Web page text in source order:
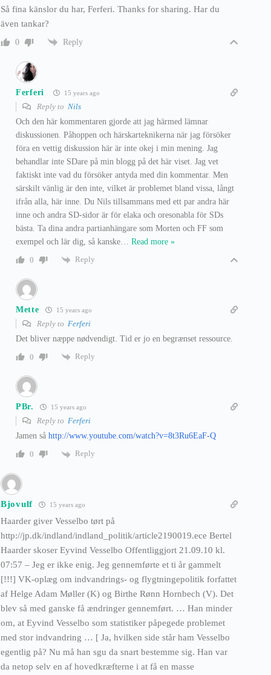
Så fina känslor du har, Ferferi. Thanks for sharing. Har du
även tankar?
0 Reply
Ferferi 15 years ago
Reply to Nils
Och den här kommentaren gjorde att jag härmed lämnar
diskussionen. Påhoppen och härskarteknikerna när jag försöker
föra en vettig diskussion här är inte okej i min mening. Jag
behandlar inte SDare på min blogg på det här viset. Jag vet
faktiskt inte vad du försöker antyda med din kommentar. Men
särskilt vänlig är den inte, vilket är problemet bland vissa, långt
ifrån alla, här inne. Du Nils tillsammans med ett par andra här
inne och andra SD-sidor är för elaka och oresonabla för SDs
bästa. Ta dina andra partianhängare som Morten och FF som
exempel och lär dig, så kanske… Read more »
0
Reply
Mette 15 years ago
Reply to Ferferi
Det bliver næppe nødvendigt. Tid er jo en begrænset ressource.
0
Reply
PBr. 15 years ago
Reply to Ferferi
Jamen så http://www.youtube.com/watch?v=8t3Ru6EaF-Q
0
Reply
Bjovulf 15 years ago
Haarder giver Vesselbo tørt på
http://jp.dk/indland/indland_politik/article2190019.ece Bertel
Haarder skoser Eyvind Vesselbo Offentliggjort 21.09.10 kl.
07:57 – Jeg er ikke enig. Jeg gennemførte et ti år gammelt
[!!!] VK-oplæg om indvandrings- og flygtningepolitik forfattet
af Helge Adam Møller (K) og Birthe Rønn Hornbech (V). Det
blev så med ganske få ændringer gennemført. … Han minder
om, at Eyvind Vesselbo som statistiker påpegede problemet
med stor indvandring … [ Ja, hvilken side står ham Vesselbo
egentlig på? Nu må han sgu da snart bestemme sig. Han var
da netop selv en af hovedkræfterne i at få en masse